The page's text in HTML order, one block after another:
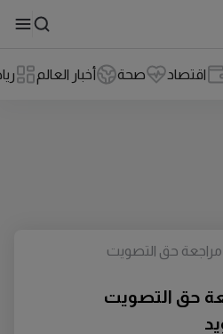
اقتصاد صحة أخبار العالم
حق التصويت
حق التصويت